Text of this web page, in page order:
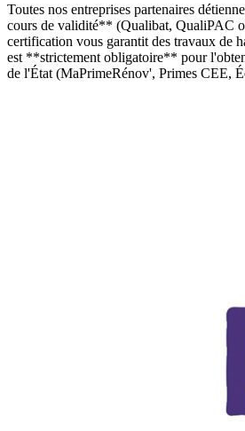
Toutes nos entreprises partenaires
cours de validité** (Qualibat, QualiPAC
certification vous garantit des travaux de
est **strictement obligatoire** pour
de l'État (MaPrimeRénov', Primes CEE,